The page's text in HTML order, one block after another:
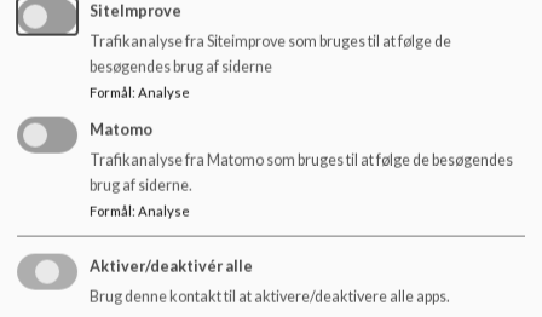
Vi voksne værner om barnets leg, glæde, nysgerrighed og
kreativitet.
Vi giver barnet mod til at fejle, lærer det at gøre sig umage og
tage ansvar.
Vi understøtter en problemløsende, innovativ og kritisk
tænkning.
SiteImprove
Trafikanalyse fra Siteimprove som bruges til at følge de
besøgendes brug af siderne
Formål : Analyse
Matomo
Trafikanalyse fra Matomo som bruges til at følge de besøgendes
brug af siderne.
Formål: Analyse
Aktiver/deaktivér alle
Brug denne kontakt til at aktivere/deaktivere alle apps.